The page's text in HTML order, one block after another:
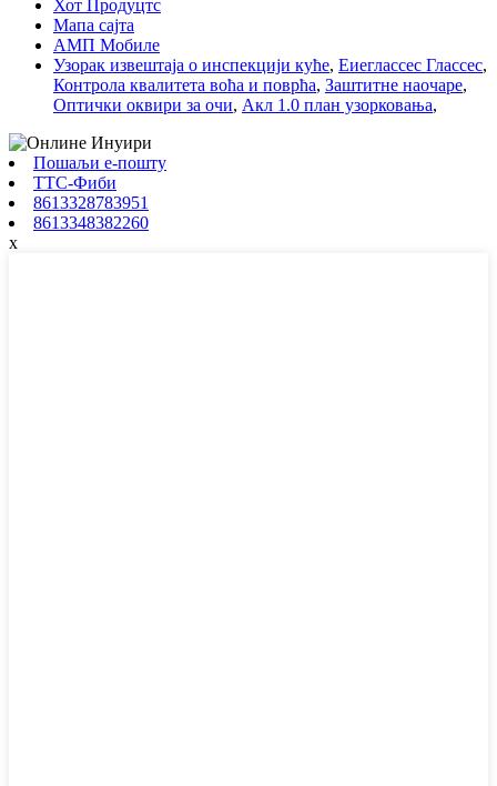
Хот Продуцтс
Мапа сајта
АМП Мобиле
Узорак извештаја о инспекцији куће, Еиеглассес Глассес,
Контрола квалитета воћа и поврћа, Заштитне наочаре,
Оптички оквири за очи, Акл 1.0 план узорковања,
Пошаљи е-пошту
ТТС-Фиби
8613328783951
8613348382260
x